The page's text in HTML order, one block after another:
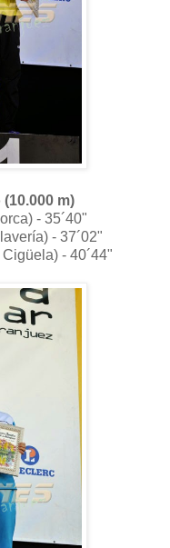
m)
- 35´40"
- 37´02"
- 40´44"